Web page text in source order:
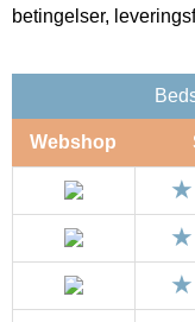
betingelser,
Webshop